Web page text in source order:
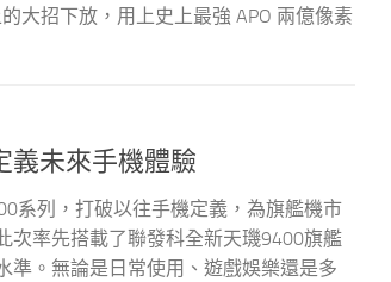
大招下放，用上史上最強 APO 兩億像素
義未來手機體驗
系列，打破以往手機定義，為旗艦機市
次率先搭載了聯發科全新天璣9400旗艦
準。無論是日常使用、遊戲娛樂還是多